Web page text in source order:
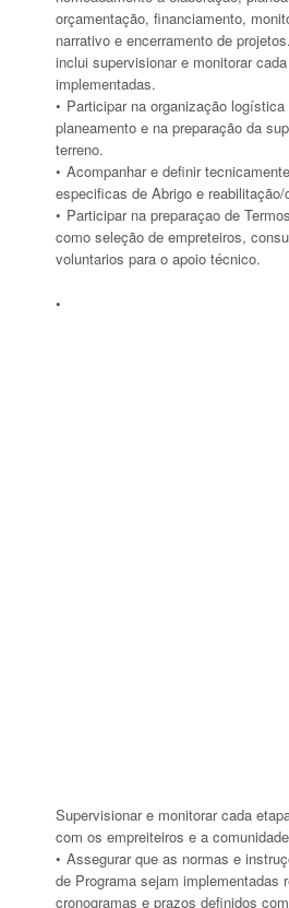
orçamentação, financiamento,
narrativo e encerramento de
inclui supervisionar e monitorar
implementadas.
Participar na organização
planeamento e na preparação da
terreno.
Acompanhar e definir
especificas de Abrigo e
Participar na preparaçao de
como seleção de empreteiros,
voluntarios para o apoio técnico.
Supervisionar e monitorar cada
com os empreiteiros e a
Assegurar que as normas e
de Programa sejam implementadas
cronogramas e prazos definidos